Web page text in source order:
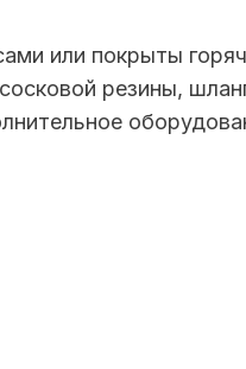
или покрыты
резины,